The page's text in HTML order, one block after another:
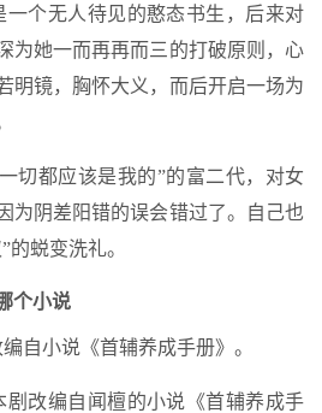
一个无人待见的憨态书生，后来对
为她一而再再而三的打破原则，心
明镜，胸怀大义，而后开启一场为
切都应该是我的”的富二代，对女
为阴差阳错的误会错过了。自己也
的蜕变洗礼。
个小说
自小说《首辅养成手册》。
剧改编自闻檀的小说《首辅养成手